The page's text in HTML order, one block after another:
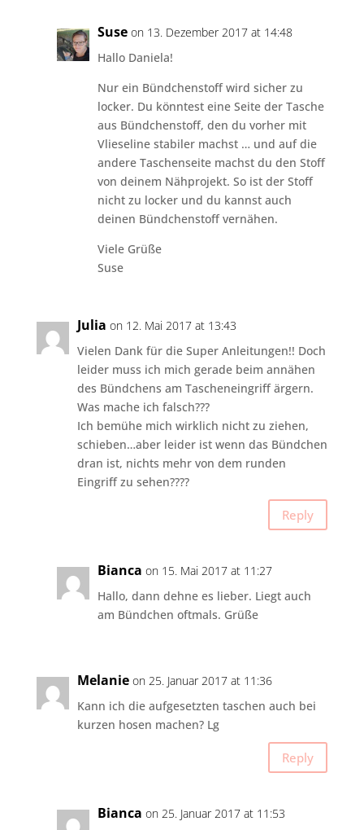
Suse on 13. Dezember 2017 at 14:48
Hallo Daniela!
Nur ein Bündchenstoff wird sicher zu
locker. Du könntest eine Seite der Tasche
aus Bündchenstoff, den du vorher mit
Vlieseline stabiler machst … und auf die
andere Taschenseite machst du den Stoff
von deinem Nähprojekt. So ist der Stoff
nicht zu locker und du kannst auch
deinen Bündchenstoff vernähen.
Viele Grüße
Suse
Julia on 12. Mai 2017 at 13:43
Vielen Dank für die Super Anleitungen!! Doch
leider muss ich mich gerade beim annähen
des Bündchens am Tascheneingriff ärgern.
Was mache ich falsch???
Ich bemühe mich wirklich nicht zu ziehen,
schieben…aber leider ist wenn das Bündchen
dran ist, nichts mehr von dem runden
Eingriff zu sehen????
Reply
Bianca on 15. Mai 2017 at 11:27
Hallo, dann dehne es lieber. Liegt auch
am Bündchen oftmals. Grüße
Melanie on 25. Januar 2017 at 11:36
Kann ich die aufgesetzten taschen auch bei
kurzen hosen machen? Lg
Reply
Bianca on 25. Januar 2017 at 11:53